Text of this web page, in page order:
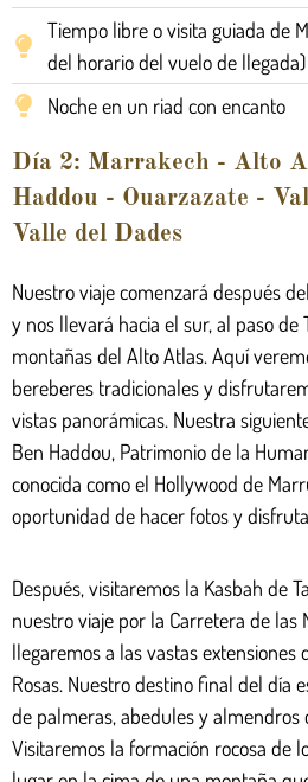
Tiempo libre o visita guiada de
del horario del vuelo de llegada)
Noche en un riad con encanto
Día 2: Marrakech - Alto
Haddou - Ouarzazate -
Valle del Dades
Nuestro viaje comenzará después
y nos llevará hacia el sur, al paso de
montañas del Alto Atlas. Aquí
bereberes tradicionales y
vistas panorámicas. Nuestra
Ben Haddou, Patrimonio de la
conocida como el Hollywood de
oportunidad de hacer fotos y
Después, visitaremos la Kasbah de
nuestro viaje por la Carretera de las
llegaremos a las vastas extensiones
Rosas. Nuestro destino final del día
de palmeras, abedules y almendros
Visitaremos la formación rocosa de